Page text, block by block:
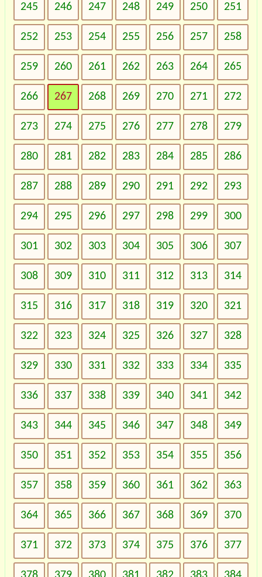
245 246 247 248 249 250 251
252 253 254 255 256 257 258
259 260 261 262 263 264 265
266 267 268 269 270 271 272
273 274 275 276 277 278 279
280 281 282 283 284 285 286
287 288 289 290 291 292 293
294 295 296 297 298 299 300
301 302 303 304 305 306 307
308 309 310 311 312 313 314
315 316 317 318 319 320 321
322 323 324 325 326 327 328
329 330 331 332 333 334 335
336 337 338 339 340 341 342
343 344 345 346 347 348 349
350 351 352 353 354 355 356
357 358 359 360 361 362 363
364 365 366 367 368 369 370
371 372 373 374 375 376 377